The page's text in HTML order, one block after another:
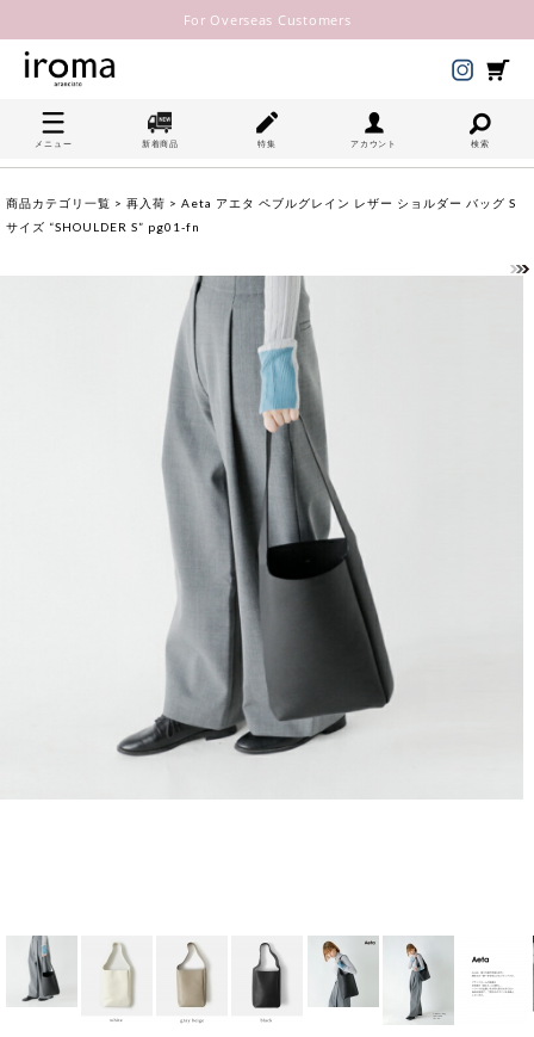
For Overseas Customers
メニュー 新着商品 特集 アカウント 検索
商品カテゴリ一覧 > 再入荷 > Aeta アエタ ペブルグレイン レザー ショルダー バッグ S
サイズ “SHOULDER S” pg01-fn